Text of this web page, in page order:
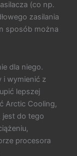
(co np.
zasilania
sposób można
dla niego.
i wymienić z
lepszej
Arctic Cooling,
jest do tego
procesora